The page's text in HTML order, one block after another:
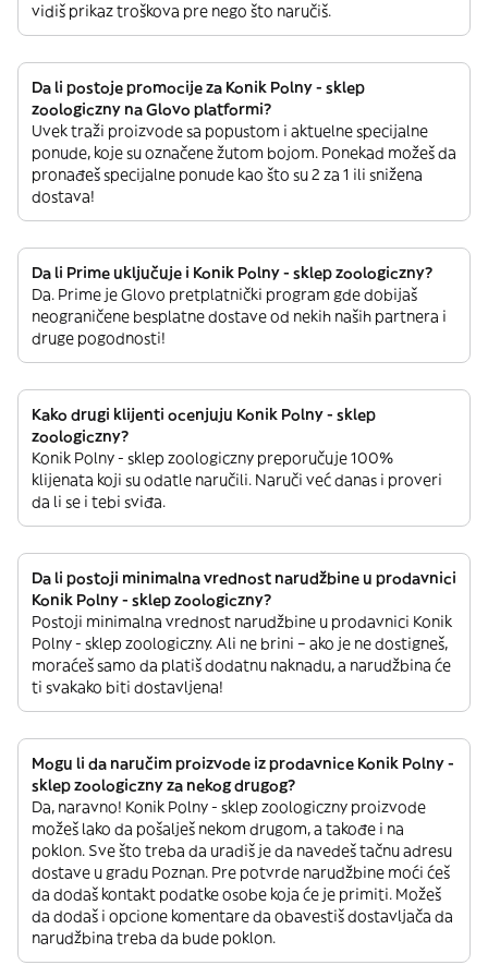
vidiš prikaz troškova pre nego što naručiš.
Da li postoje promocije za Konik Polny - sklep
zoologiczny na Glovo platformi?
Uvek traži proizvode sa popustom i aktuelne specijalne
ponude, koje su označene žutom bojom. Ponekad možeš da
pronađeš specijalne ponude kao što su 2 za 1 ili snižena
dostava!
Da li Prime uključuje i Konik Polny - sklep zoologiczny?
Da. Prime je Glovo pretplatnički program gde dobijaš
neograničene besplatne dostave od nekih naših partnera i
druge pogodnosti!
Kako drugi klijenti ocenjuju Konik Polny - sklep
zoologiczny?
Konik Polny - sklep zoologiczny preporučuje 100%
klijenata koji su odatle naručili. Naruči već danas i proveri
da li se i tebi sviđa.
Da li postoji minimalna vrednost narudžbine u prodavnici
Konik Polny - sklep zoologiczny?
Postoji minimalna vrednost narudžbine u prodavnici Konik
Polny - sklep zoologiczny. Ali ne brini – ako je ne dostigneš,
moraćeš samo da platiš dodatnu naknadu, a narudžbina će
ti svakako biti dostavljena!
Mogu li da naručim proizvode iz prodavnice Konik Polny -
sklep zoologiczny za nekog drugog?
Da, naravno! Konik Polny - sklep zoologiczny proizvode
možeš lako da pošalješ nekom drugom, a takođe i na
poklon. Sve što treba da uradiš je da navedeš tačnu adresu
dostave u gradu Poznan. Pre potvrde narudžbine moći ćeš
da dodaš kontakt podatke osobe koja će je primiti. Možeš
da dodaš i opcione komentare da obavestiš dostavljača da
narudžbina treba da bude poklon.